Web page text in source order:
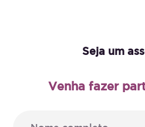
Seja um
Venha fazer